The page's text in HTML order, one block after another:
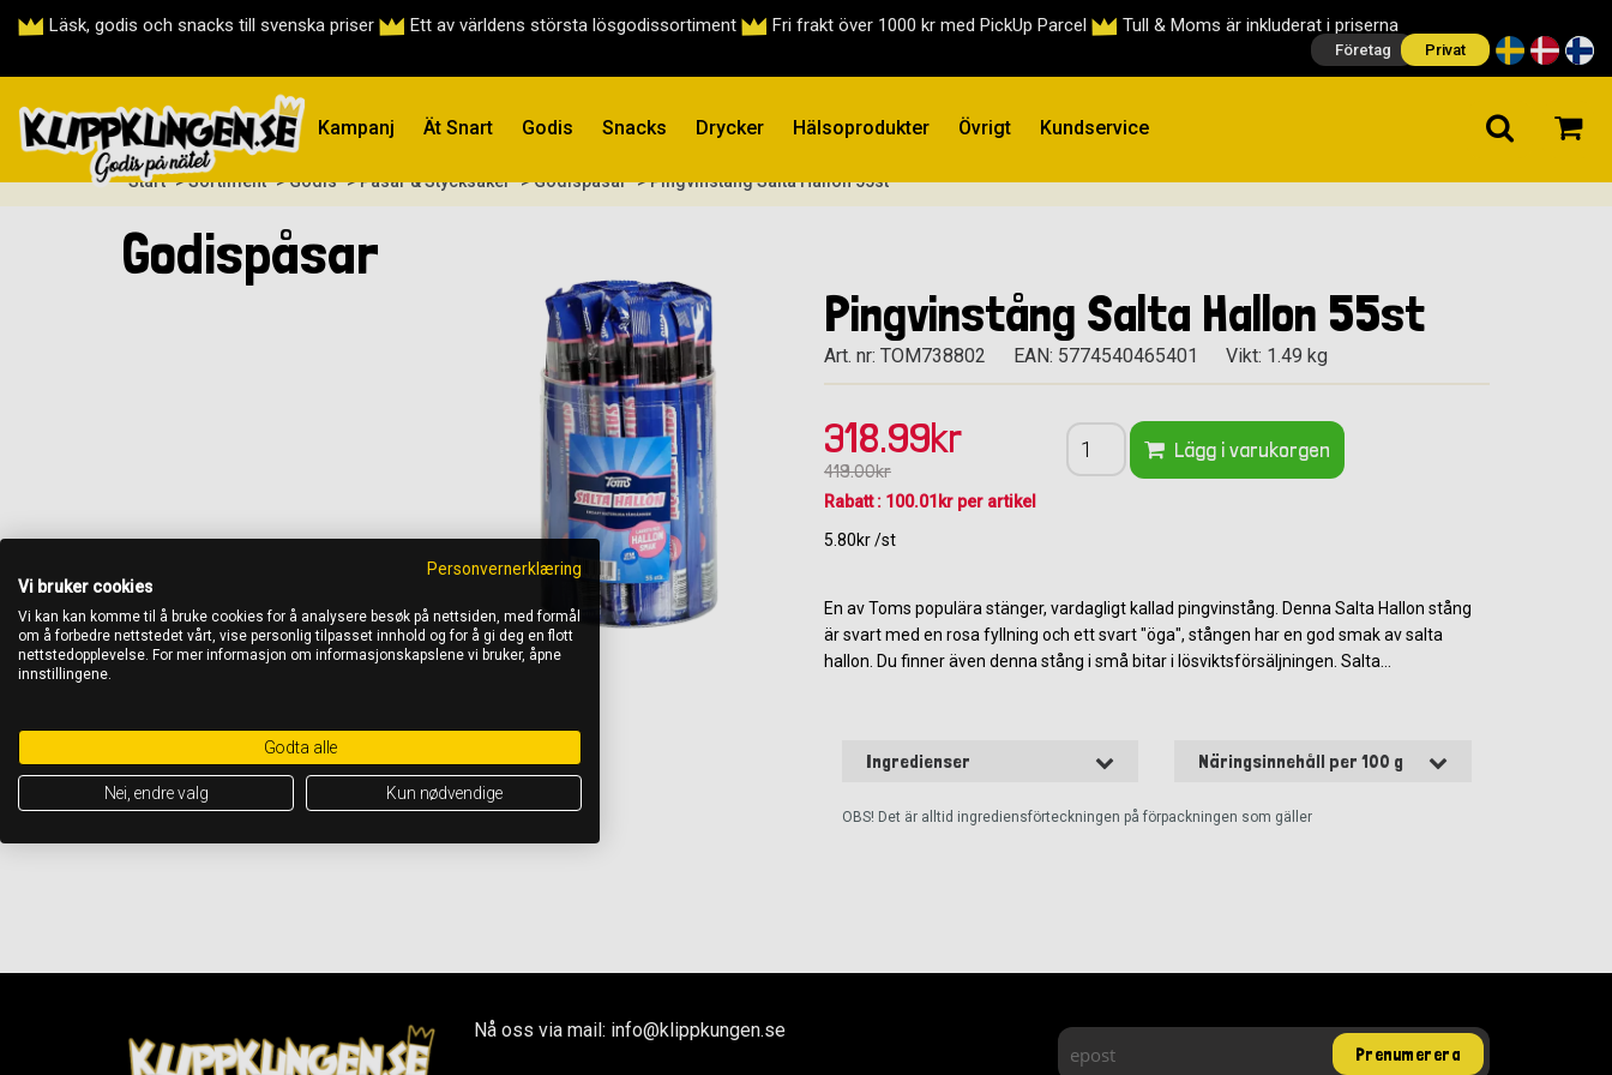
Läsk, godis och snacks till svenska priser Ett av världens största lösgodissortiment Fri frakt över 1000 kr med PickUp Parcel Tull & Moms är inkluderat i priserna
Företag Privat
Kampanj Ät Snart Godis Snacks Drycker Hälsoprodukter Övrigt Kundservice
Start > Sortiment > Godis > Påsar & Stycksaker > Godispåsar > Pingvinstång Salta Hallon 55st
Godispåsar
Pingvinstång Salta Hallon 55st
Art. nr: TOM738802 EAN: 5774540465401 Vikt: 1.49 kg
318.99kr
419.00kr
Rabatt : 100.01kr per artikel
5.80kr /st
Lägg i varukorgen
En av Toms populära stänger, vardagligt kallad pingvinstång. Denna Salta Hallon stång
är svart med en rosa fyllning och ett svart "öga", stången har en god smak av salta
hallon. Du finner även denna stång i små bitar i lösviktsförsäljningen. Salta...
Ingredienser Näringsinnehåll per 100 g
OBS! Det är alltid ingrediensförteckningen på förpackningen som gäller
Nå oss via mail: info@klippkungen.se
Personvernerklæring
Vi bruker cookies
Vi kan kan komme til å bruke cookies for å analysere besøk på nettsiden, med formål
om å forbedre nettstedet vårt, vise personlig tilpasset innhold og for å gi deg en flott
nettstedopplevelse. For mer informasjon om informasjonskapslene vi bruker, åpne
innstillingene.
Godta alle
Nei, endre valg Kun nødvendige